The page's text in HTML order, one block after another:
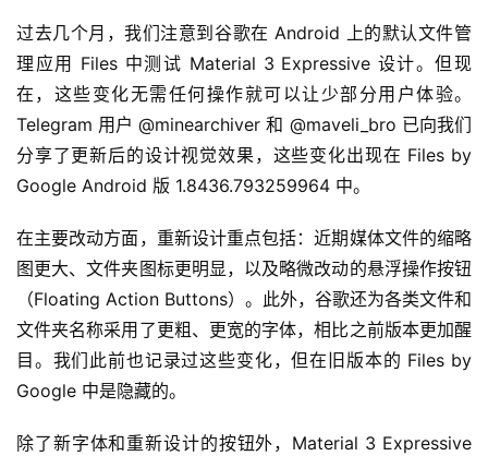
过去几个月，我们注意到谷歌在 Android 上的默认文件管
理应用 Files 中测试 Material 3 Expressive 设计。但现
在，这些变化无需任何操作就可以让少部分用户体验。
Telegram 用户 @minearchiver 和 @maveli_bro 已向我们
分享了更新后的设计视觉效果，这些变化出现在 Files by
Google Android 版 1.8436.793259964 中。
在主要改动方面，重新设计重点包括：近期媒体文件的缩略
图更大、文件夹图标更明显，以及略微改动的悬浮操作按钮
（Floating Action Buttons）。此外，谷歌还为各类文件和
文件夹名称采用了更粗、更宽的字体，相比之前版本更加醒
目。我们此前也记录过这些变化，但在旧版本的 Files by
Google 中是隐藏的。
除了新字体和重新设计的按钮外，Material 3 Expressive